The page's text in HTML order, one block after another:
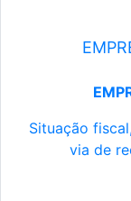
Situação
via de